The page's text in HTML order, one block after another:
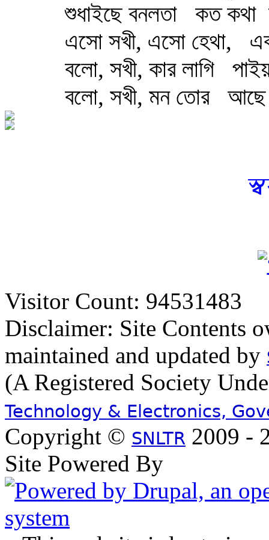
শুধাইছে বনলতা
কত কথা
এসো সখী, এসো হেথা,
বলো, সখী, কার লাগি
বলো, সখী, মন তোর
Visitor Count: 94531483
Disclaimer: Site Contents
maintained and updated by
(A Registered Society
Technology & Electronics,
Copyright © SNLTR 2009 -
Site Powered By